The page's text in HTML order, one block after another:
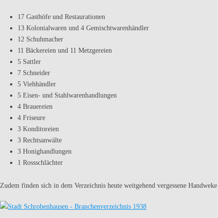
17 Gasthöfe und Restaurationen
13 Kolonialwaren und 4 Gemischtwarenhändler
12 Schuhmacher
11 Bäckereien und 11 Metzgereien
5 Sattler
7 Schneider
5 Viehhändler
5 Eisen- und Stahlwarenhandlungen
4 Brauereien
4 Friseure
3 Konditoreien
3 Rechtsanwälte
3 Honighandlungen
1 Rossschlächter
Zudem finden sich in dem Verzeichnis heute weitgehend vergessene